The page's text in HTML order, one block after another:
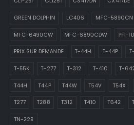
GREEN DOLPHIN LC406 MFC-5890CN
MFC-6490CW MFC-6890CDW PFI-
PRIX SUR DEMANDE T-44H T-44P
T-55K T-277 T-312 T-410 T-
T44H T44P T44W T54V T54X
T277 T288 T312 T410 T642
TN-229